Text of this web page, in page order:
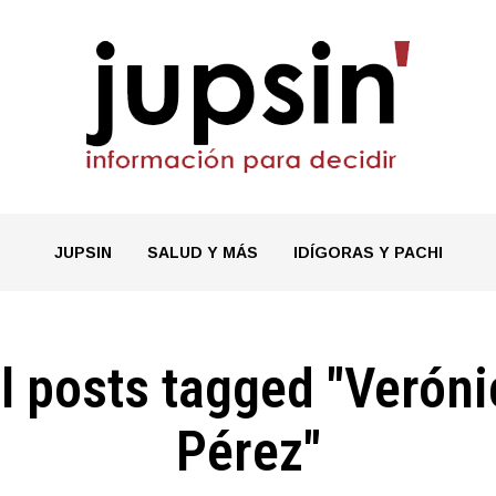
JUPSIN SALUD Y MÁS IDÍGORAS Y PACHI
posts tagged
Pérez"